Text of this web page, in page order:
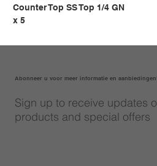
Counter Top SS Top 1/4 GN
x 5
Sign up to receive updates
products and special offers
Abonneer u voor meer informatie en aanbiedingen!